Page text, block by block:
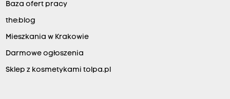
Baza ofert pracy
the:blog
Mieszkania w Krakowie
Darmowe ogłoszenia
Sklep z kosmetykami tolpa.pl